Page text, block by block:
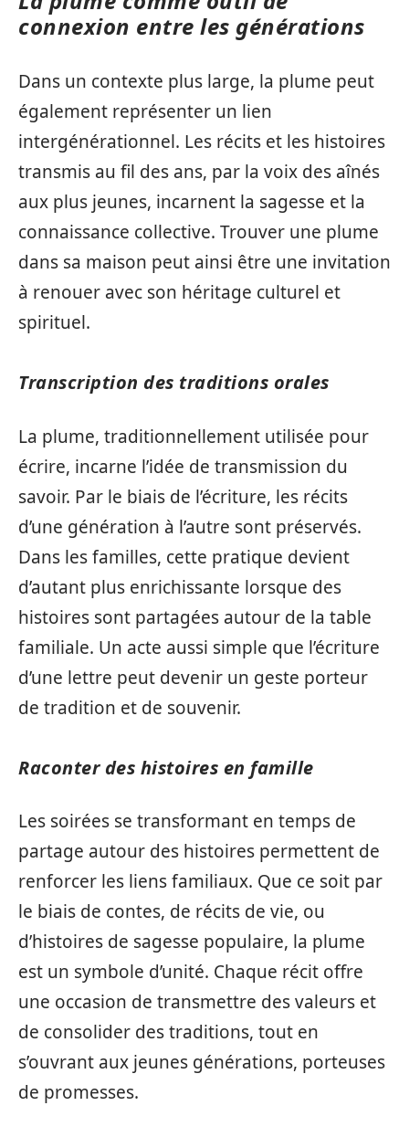
connexion entre les générations
Dans un contexte plus large, la plume peut
également représenter un lien
intergénérationnel. Les récits et les histoires
transmis au fil des ans, par la voix des aînés
aux plus jeunes, incarnent la sagesse et la
connaissance collective. Trouver une plume
dans sa maison peut ainsi être une invitation
à renouer avec son héritage culturel et
spirituel.
Transcription des traditions orales
La plume, traditionnellement utilisée pour
écrire, incarne l’idée de transmission du
savoir. Par le biais de l’écriture, les récits
d’une génération à l’autre sont préservés.
Dans les familles, cette pratique devient
d’autant plus enrichissante lorsque des
histoires sont partagées autour de la table
familiale. Un acte aussi simple que l’écriture
d’une lettre peut devenir un geste porteur
de tradition et de souvenir.
Raconter des histoires en famille
Les soirées se transformant en temps de
partage autour des histoires permettent de
renforcer les liens familiaux. Que ce soit par
le biais de contes, de récits de vie, ou
d’histoires de sagesse populaire, la plume
est un symbole d’unité. Chaque récit offre
une occasion de transmettre des valeurs et
de consolider des traditions, tout en
s’ouvrant aux jeunes générations, porteuses
de promesses.